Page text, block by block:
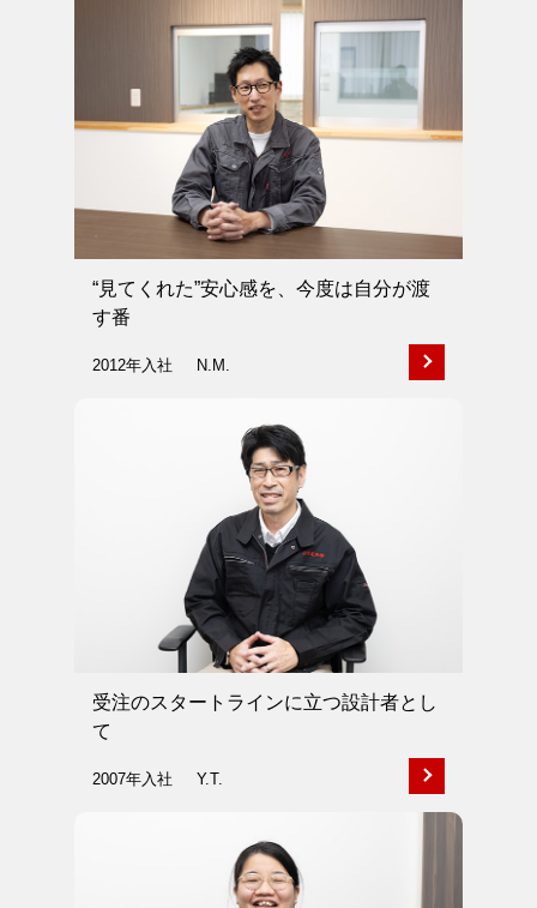
“見てくれた”安心感を、今度は自分が渡
す番
2012年入社 N.M.
受注のスタートラインに立つ設計者とし
て
2007年入社 Y.T.